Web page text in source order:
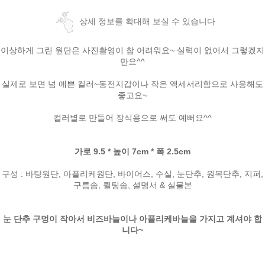
상세 정보를 확대해 보실 수 있습니다
이상하게 그린 원단은 사진촬영이 참 어려워요~ 실력이 없어서 그렇겠지
만요^^
실제로 보면 넘 예쁜 컬러~동전지갑이나 작은 액세서리함으로 사용해도
좋고요~
컬러별로 만들어 장식용으로 써도 예뻐요^^
가로 9.5 * 높이 7cm * 폭 2.5cm
구성 : 바탕원단, 아플리케원단, 바이어스, 수실, 눈단추, 원목단추, 지퍼,
구름솜, 퀼팅솜, 설명서 & 실물본
눈 단추 구멍이 작아서 비즈바늘이나 아플리케바늘을 가지고 계셔야 합
니다~